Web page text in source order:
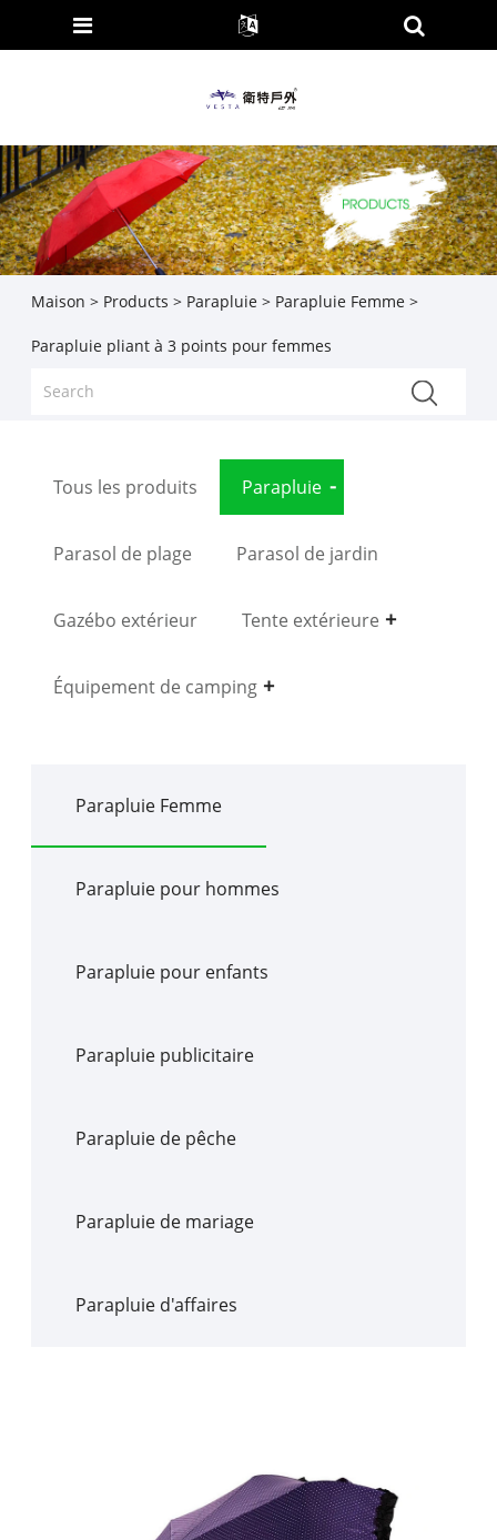
Maison > Products > Parapluie> Parapluie Femme>
Parapluie pliant à 3 points pour femmes
Tous les produits Parapluie
Parasol de plage Parasol de jardin
Gazébo extérieur Tente extérieure
Équipement de camping
Parapluie Femme
Parapluie pour hommes
Parapluie pour enfants
Parapluie publicitaire
Parapluie de pêche
Parapluie de mariage
Parapluie d'affaires